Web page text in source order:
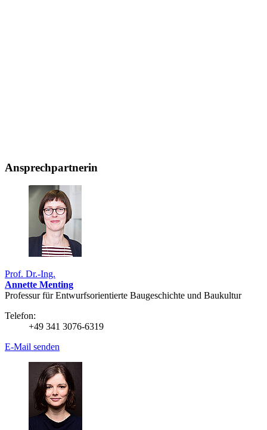
Ansprechpartnerin
Prof. Dr.-Ing.
Annette Menting
Professur für Entwurfsorientierte Baugeschichte und Baukultur
Telefon:
+49 341 3076-6319
E-Mail senden